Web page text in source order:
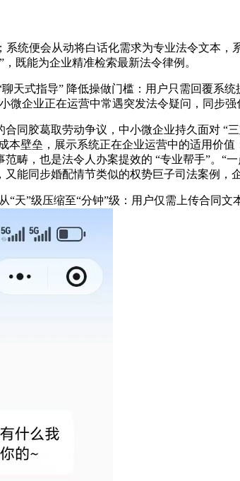
便会从动将白话化需求为专业法令文本，
既能为企业精准检索最新法令律例。
式指导” 降低操做门槛：用户只需回覆系统
企业正在运营中常遇突发法令疑问，同步
胶葛取劳动争议，中小微企业持久面对 “
壁垒，展示系统正在企业运营中的适用价
畴，也是法令人办案提效的 “专业帮手”。“
能同步婚配情节类似的权势巨子司法案例，
”级压缩至“分钟”级：用户仅需上传合同文